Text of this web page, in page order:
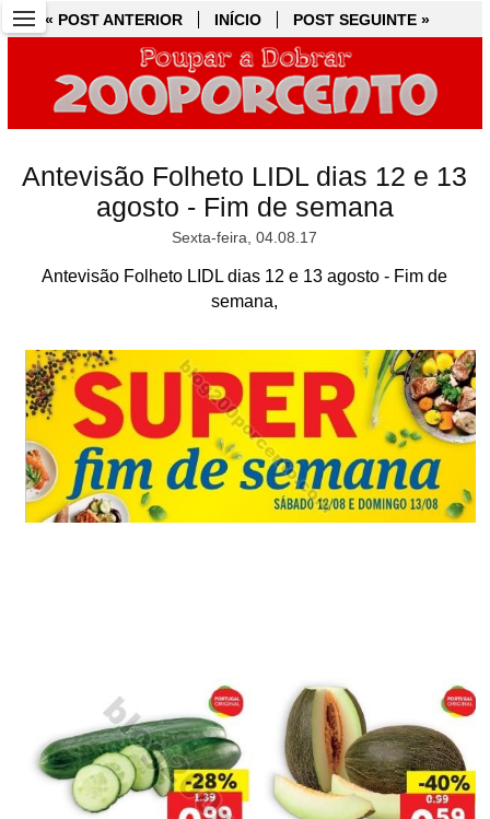
« POST ANTERIOR INÍCIO POST SEGUINTE »
Antevisão Folheto LIDL dias 12 e 13
agosto - Fim de semana
Sexta-feira, 04.08.17
Antevisão Folheto LIDL dias 12 e 13 agosto - Fim de
semana,
« POST ANTERIOR INÍCIO POST SEGUINTE »